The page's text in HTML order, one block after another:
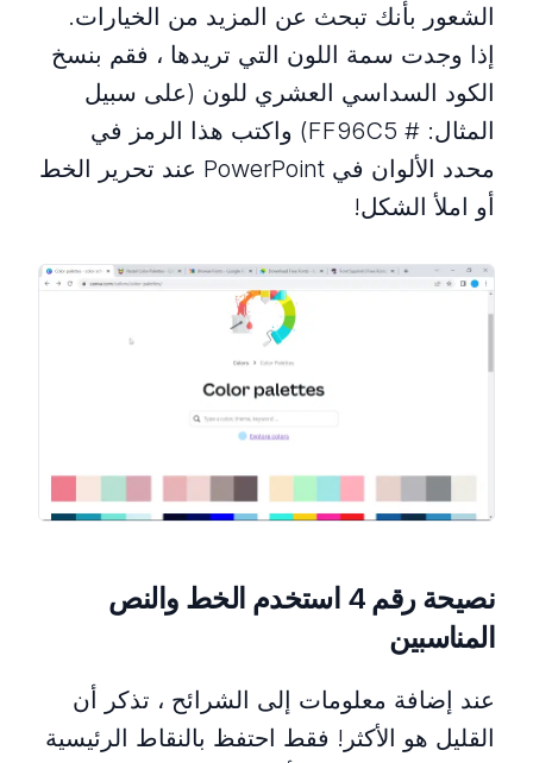
الشعور بأنك تبحث عن المزيد من الخيارات.
إذا وجدت سمة اللون التي تريدها ، فقم بنسخ
الكود السداسي العشري للون (على سبيل
المثال: # FF96C5) واكتب هذا الرمز في
محدد الألوان في PowerPoint عند تحرير الخط
أو املأ الشكل!
نصيحة رقم 4 استخدم الخط والنص
المناسبين
عند إضافة معلومات إلى الشرائح ، تذكر أن
القليل هو الأكثر! فقط احتفظ بالنقاط الرئيسية